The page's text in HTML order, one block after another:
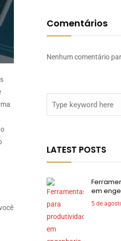
Comentários
Nenhum comentário
LATEST POSTS
em
5 de